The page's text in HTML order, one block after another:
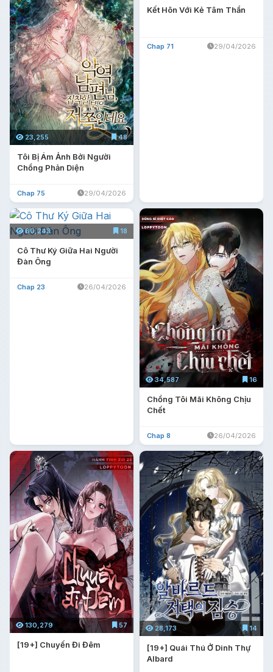
23,255 48
Tôi Bị Ám Ảnh Bởi Người
Chồng Phản Diện
Chap 75 29/04/2026
Kết Hôn Với Kẻ Tâm Thần
Chap 71 29/04/2026
60,243 18
Cô Thư Ký Giữa Hai Người
Đàn Ông
Chap 23 26/04/2026
34,587 16
Chồng Tôi Mãi Không Chịu
Chết
Chap 8 26/04/2026
130,279 57
[19+] Chuyến Đi Đêm
28,173 14
[19+] Quái Thú Ở Dinh Thự
Albard